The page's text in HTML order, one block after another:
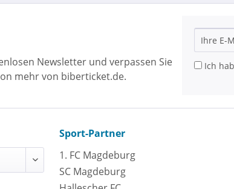
Newsletter und verpassen Sie
mehr von biberticket.de.
Ich
Sport-Partner
1. FC Magdeburg
SC Magdeburg